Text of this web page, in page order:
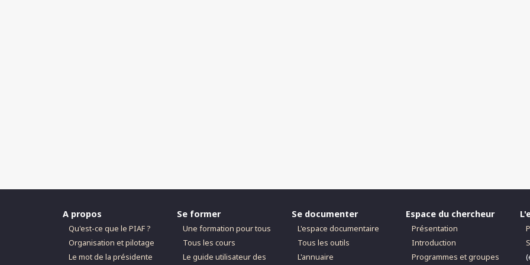
A propos
Qu'est-ce que le PIAF ?
Organisation et pilotage
Le mot de la présidente
Se former
Une formation pour tous
Tous les cours
Le guide utilisateur des
Se documenter
L'espace documentaire
Tous les outils
L'annuaire
Espace du chercheur
Présentation
Introduction
Programmes et groupes